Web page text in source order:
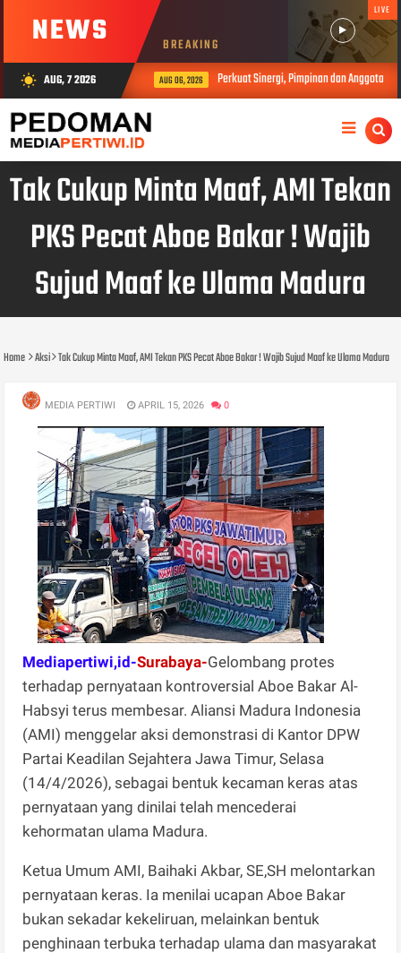
NEWS BREAKING
LIVE
wb_sunny AUG, 7 2026 AUG 06, 2026 Perkuat Sinergi, Pimpinan dan Anggota
Tak Cukup Minta Maaf, AMI Tekan
PKS Pecat Aboe Bakar ! Wajib
Sujud Maaf ke Ulama Madura
Home Aksi Tak Cukup Minta Maaf, AMI Tekan PKS Pecat Aboe Bakar ! Wajib Sujud Maaf ke Ulama Madura
MEDIA PERTIWI APRIL 15, 2026 0
Mediapertiwi,id-Surabaya-Gelombang protes
terhadap pernyataan kontroversial Aboe Bakar Al-
Habsyi terus membesar. Aliansi Madura Indonesia
(AMI) menggelar aksi demonstrasi di Kantor DPW
Partai Keadilan Sejahtera Jawa Timur, Selasa
(14/4/2026), sebagai bentuk kecaman keras atas
pernyataan yang dinilai telah mencederai
kehormatan ulama Madura.
Ketua Umum AMI, Baihaki Akbar, SE,SH melontarkan
pernyataan keras. Ia menilai ucapan Aboe Bakar
bukan sekadar kekeliruan, melainkan bentuk
penghinaan terbuka terhadap ulama dan masyarakat